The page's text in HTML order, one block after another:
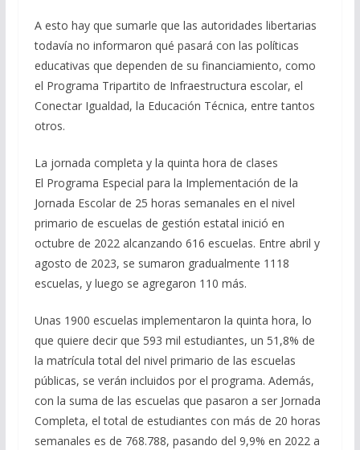
A esto hay que sumarle que las autoridades libertarias
todavía no informaron qué pasará con las políticas
educativas que dependen de su financiamiento, como
el Programa Tripartito de Infraestructura escolar, el
Conectar Igualdad, la Educación Técnica, entre tantos
otros.
La jornada completa y la quinta hora de clases
El Programa Especial para la Implementación de la
Jornada Escolar de 25 horas semanales en el nivel
primario de escuelas de gestión estatal inició en
octubre de 2022 alcanzando 616 escuelas. Entre abril y
agosto de 2023, se sumaron gradualmente 1118
escuelas, y luego se agregaron 110 más.
Unas 1900 escuelas implementaron la quinta hora, lo
que quiere decir que 593 mil estudiantes, un 51,8% de
la matrícula total del nivel primario de las escuelas
públicas, se verán incluidos por el programa. Además,
con la suma de las escuelas que pasaron a ser Jornada
Completa, el total de estudiantes con más de 20 horas
semanales es de 768.788, pasando del 9,9% en 2022 a